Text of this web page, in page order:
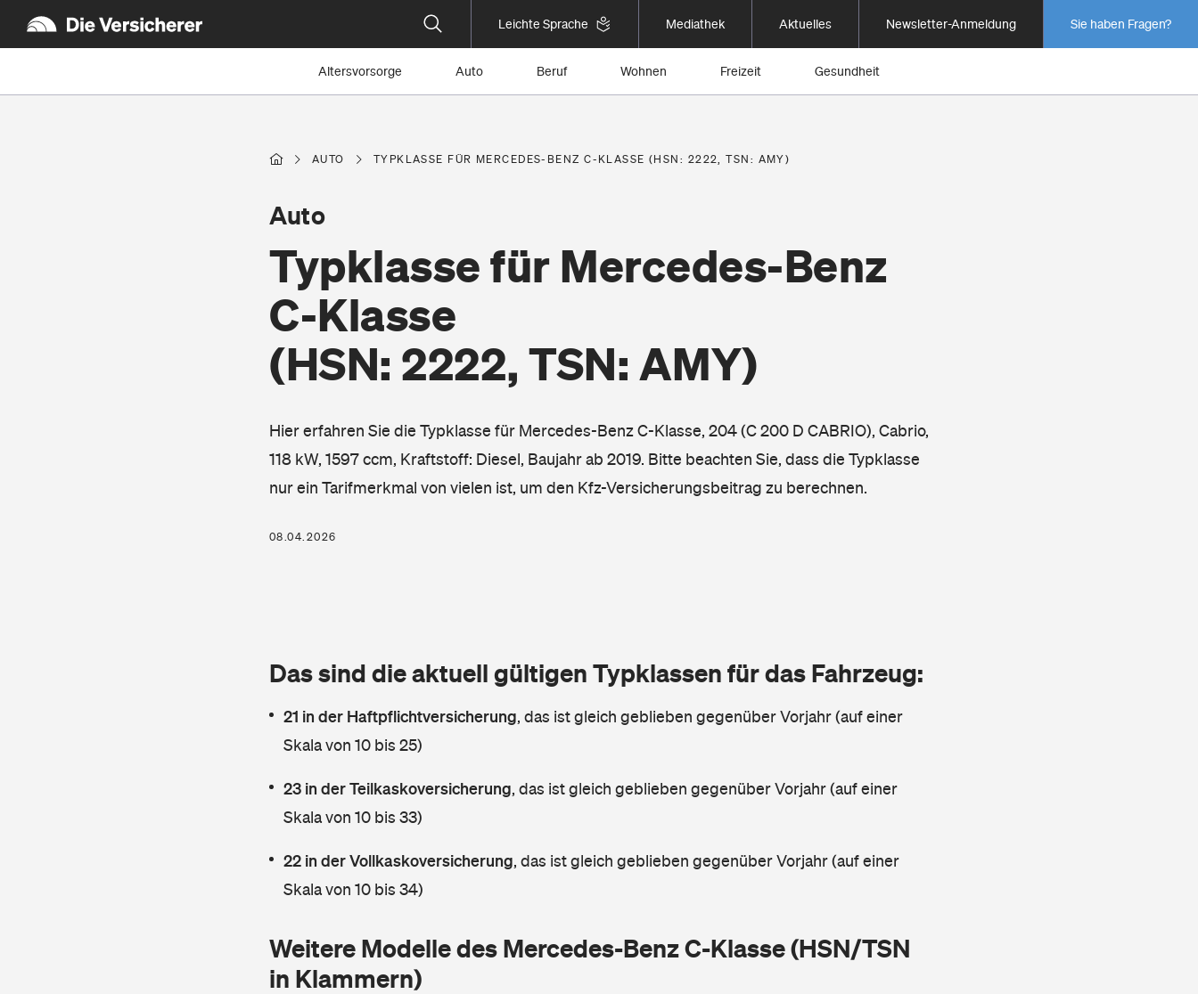
Leichte Sprache Mediathek Aktuelles Newsletter-Anmeldung Sie haben Fragen?
Altersvorsorge Auto Beruf Wohnen Freizeit Gesundheit
AUTO TYPKLASSE FÜR MERCEDES-BENZ C-KLASSE (HSN: 2222, TSN: AMY)
Typklasse für Mercedes-Benz
C-Klasse
(HSN: 2222, TSN: AMY)
Auto
Hier erfahren Sie die Typklasse für Mercedes-Benz C-Klasse, 204 (C 200 D CABRIO), Cabrio,
118 kW, 1597 ccm, Kraftstoff: Diesel, Baujahr ab 2019. Bitte beachten Sie, dass die Typklasse
nur ein Tarifmerkmal von vielen ist, um den Kfz-Versicherungsbeitrag zu berechnen.
08.04.2026
Das sind die aktuell gültigen Typklassen für das Fahrzeug:
21 in der Haftpflichtversicherung, das ist gleich geblieben gegenüber Vorjahr (auf einer
Skala von 10 bis 25)
23 in der Teilkaskoversicherung, das ist gleich geblieben gegenüber Vorjahr (auf einer
Skala von 10 bis 33)
22 in der Vollkaskoversicherung, das ist gleich geblieben gegenüber Vorjahr (auf einer
Skala von 10 bis 34)
Weitere Modelle des Mercedes-Benz C-Klasse (HSN/TSN
in Klammern)